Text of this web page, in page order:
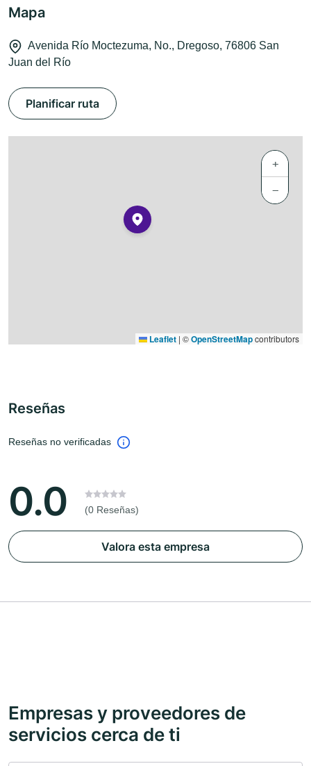
Mapa
Avenida Río Moctezuma, No., Dregoso, 76806 San
Juan del Río
Planificar ruta
+
−
Leaflet | ©OpenStreetMapcontributors
Reseñas
Reseñas no verificadas
0.0 (0 Reseñas)
Valora esta empresa
Empresas y proveedores de
servicios cerca de ti